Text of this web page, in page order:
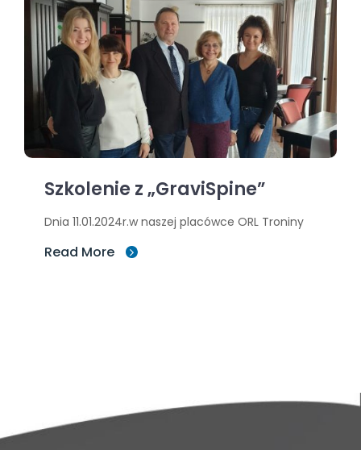
Szkolenie z „GraviSpine”
Dnia 11.01.2024r.w naszej placówce ORL Troniny
Read More